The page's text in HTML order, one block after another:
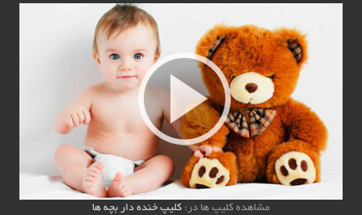
مشاهده کلیپ ها در: کلیپ خنده دار بچه ها